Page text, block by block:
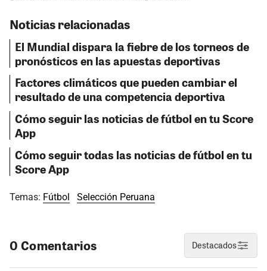
Noticias relacionadas
El Mundial dispara la fiebre de los torneos de
pronósticos en las apuestas deportivas
Factores climáticos que pueden cambiar el
resultado de una competencia deportiva
Cómo seguir las noticias de fútbol en tu Score
App
Cómo seguir todas las noticias de fútbol en tu
Score App
Temas: Fútbol Selección Peruana
0 Comentarios Destacados